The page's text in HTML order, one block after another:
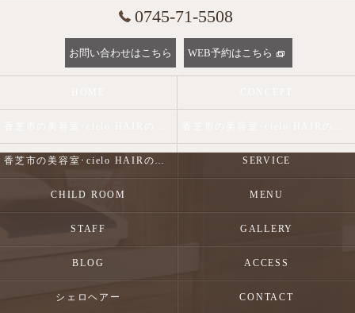
0745-71-5508
お問い合わせはこちら WEB予約はこちら
香芝市の美容室･cielo HAIRのお客様の声 SERVICE
CHILD ROOM MENU
STAFF GALLERY
BLOG ACCESS
シェロヘアー CONTACT